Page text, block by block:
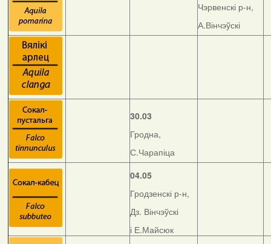
Чэрвенскі р-н,
А.Вінчэўскі
30.03
Гродна,
С.Чарапіца
04.05
Гродзенскі р-н,
Дз. Вінчэўскі
і Е.Майсюк